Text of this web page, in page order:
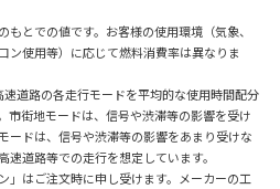
とでの値です。お客様の使用環境（気象、
ン使用等）に応じて燃料消費率は異なりま
道路の各走行モードを平均的な使用時間配分
市街地モードは、信号や渋滞等の影響を受け
ードは、信号や渋滞等の影響をあまり受けな
道路等での走行を想定しています。
はご注文時に申し受けます。メーカーの工